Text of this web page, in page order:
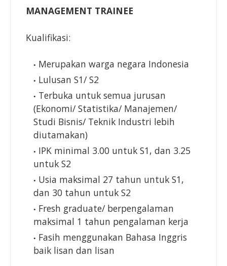
MANAGEMENT TRAINEE
Kualifikasi:
Merupakan warga negara Indonesia
Lulusan S1/ S2
Terbuka untuk semua jurusan
(Ekonomi/ Statistika/ Manajemen/
Studi Bisnis/ Teknik Industri lebih
diutamakan)
IPK minimal 3.00 untuk S1, dan 3.25
untuk S2
Usia maksimal 27 tahun untuk S1,
dan 30 tahun untuk S2
Fresh graduate/ berpengalaman
maksimal 1 tahun pengalaman kerja
Fasih menggunakan Bahasa Inggris
baik lisan dan lisan